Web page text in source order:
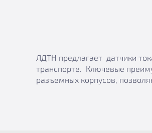
ЛДТН предлагает датчики
транспорте. Ключевые
разъемных корпусов,